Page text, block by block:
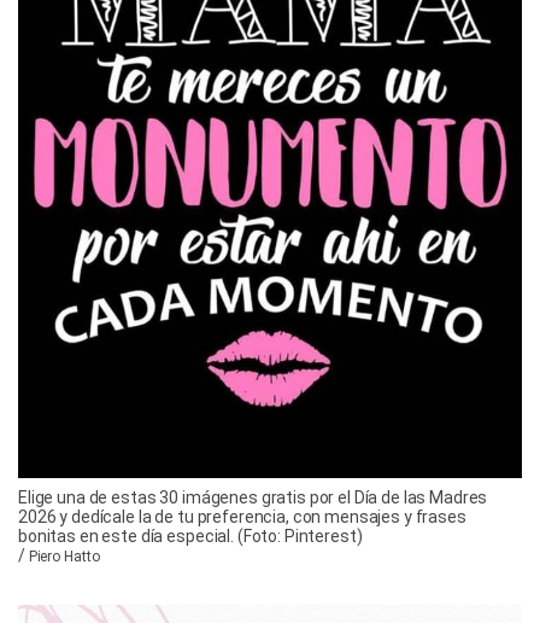
Elige una de estas 30 imágenes gratis por el Día de las Madres
2026 y dedícale la de tu preferencia, con mensajes y frases
bonitas en este día especial. (Foto: Pinterest)
/ Piero Hatto